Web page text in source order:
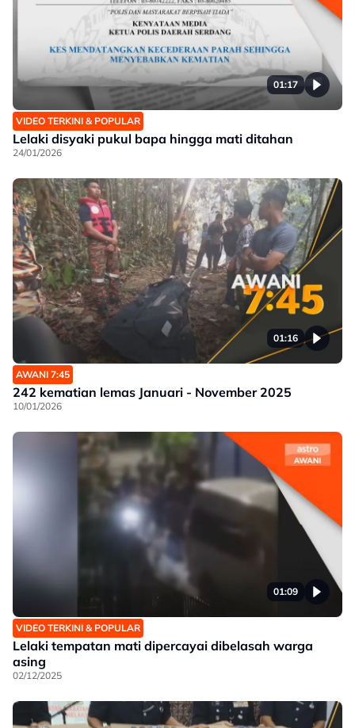
01:17
VIDEO TERKINI & POPULAR
Lelaki disyaki pukul bapa hingga mati ditahan
24/01/2026
01:16
AWANI 7:45
242 kematian lemas Januari - November 2025
10/01/2026
01:09
VIDEO TERKINI & POPULAR
Lelaki tempatan mati dipercayai dibelasah warga
asing
02/12/2025